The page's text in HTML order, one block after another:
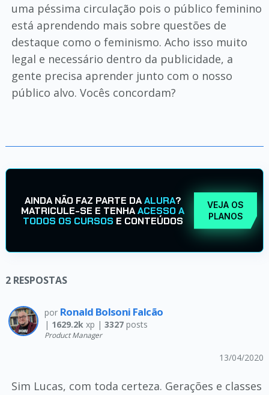
uma péssima circulação pois o público feminino
está aprendendo mais sobre questões de
destaque como o feminismo. Acho isso muito
legal e necessário dentro da publicidade, a
gente precisa aprender junto com o nosso
público alvo. Vocês concordam?
AINDA NÃO FAZ PARTE DAALURA?
MATRICULE-SE E TENHAACESSO A
TODOS OS CURSOS E CONTEÚDOS
VEJA OS
PLANOS
2 RESPOSTAS
por Ronald Bolsoni Falcão
| 1629.2kxp | 3327posts
Product Manager
13/04/2020
Sim Lucas, com toda certeza. Gerações e classes